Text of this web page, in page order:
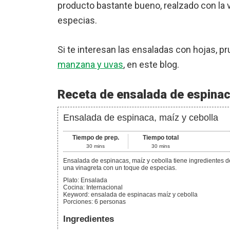
producto bastante bueno, realzado con la
especias.
Si te interesan las ensaladas con hojas,
manzana y uvas, en este blog.
Receta de ensalada de
Ensalada de espinaca, maíz y cebolla
Tiempo de prep.
30 mins
Tiempo total
30 mins
Ensalada de espinacas, maíz y cebolla tiene ingredientes de distintos colores, que aportan diferentes nutrientes y
una vinagreta con un toque de especias.
Plato: Ensalada
Cocina: Internacional
Keyword: ensalada de espinacas maíz y cebolla
Porciones: 6 personas
Ingredientes